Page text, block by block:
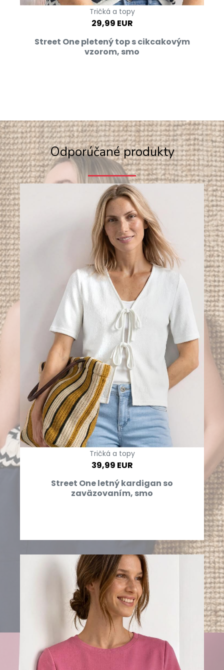
Tričká a topy
29,99 EUR
Street One pletený top s cikcakovým
vzorom, smo
Odporúčané produkty
Tričká a topy
39,99 EUR
Street One letný kardigan so
zaväzovaním, smo